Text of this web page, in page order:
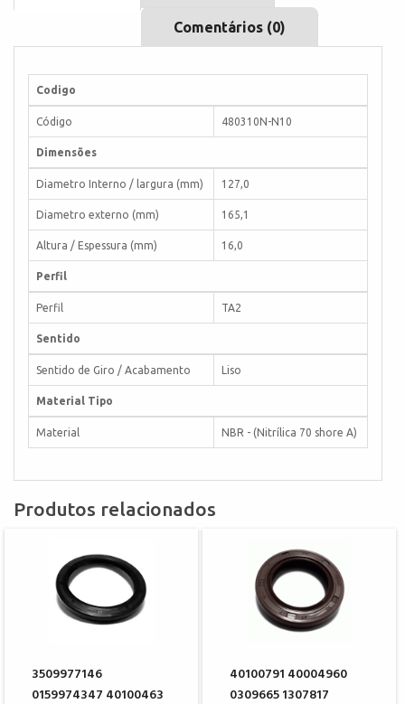
Comentários (0)
Codigo
Código 480310N-N10
Dimensões
Diametro Interno / largura (mm) 127,0
Diametro externo (mm) 165,1
Altura / Espessura (mm) 16,0
Perfil
Perfil TA2
Sentido
Sentido de Giro / Acabamento Liso
Material Tipo
Material NBR - (Nitrílica 70 shore A)
Produtos relacionados
3509977146
0159974347 40100463
40100791 40004960
0309665 1307817